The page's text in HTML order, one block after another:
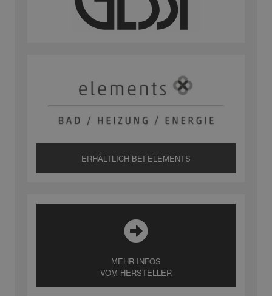
ERHÄLTLICH BEI ELEMENTS
MEHR INFOS
VOM HERSTELLER